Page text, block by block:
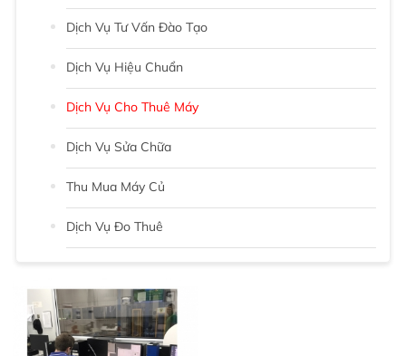
Dịch Vụ Tư Vấn Đào Tạo
Dịch Vụ Hiệu Chuẩn
Dịch Vụ Cho Thuê Máy
Dịch Vụ Sửa Chữa
Thu Mua Máy Củ
Dịch Vụ Đo Thuê